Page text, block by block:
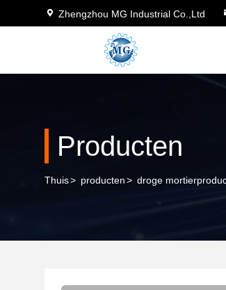
Zhengzhou MG Industrial Co.,Ltd
Producten
Thuis> producten> droge